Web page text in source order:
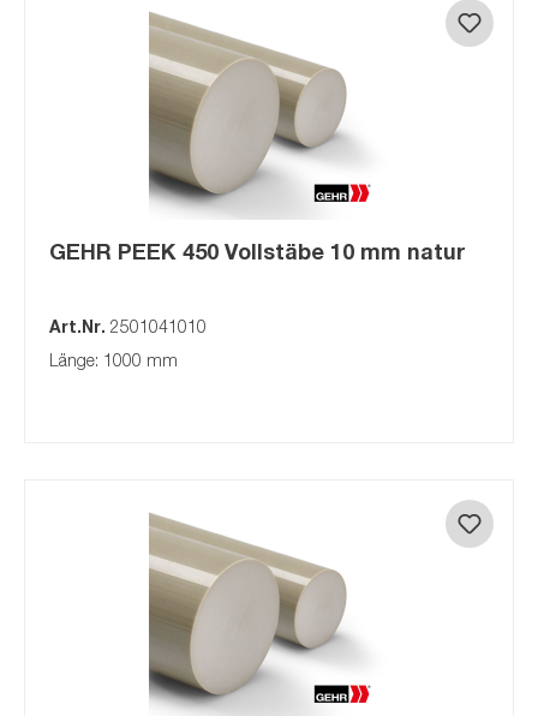
GEHR PEEK 450 Vollstäbe 10 mm natur
Art.Nr. 2501041010
Länge: 1000 mm